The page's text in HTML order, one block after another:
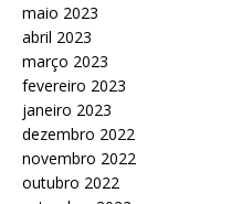
maio 2023
abril 2023
março 2023
fevereiro 2023
janeiro 2023
dezembro 2022
novembro 2022
outubro 2022